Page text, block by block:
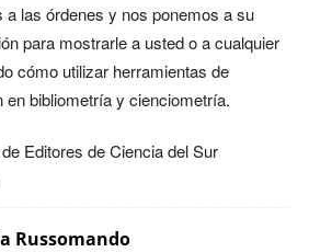
a las órdenes y nos ponemos a su
para mostrarle a usted o a cualquier
cómo utilizar herramientas de
en bibliometría y cienciometría.
Editores de Ciencia del Sur
Russomando